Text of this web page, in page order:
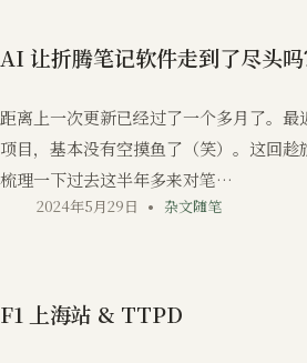
AI 让折腾笔记软件走到了尽头吗
距离上一次更新已经过了一个多月了。最
项目，基本没有空摸鱼了（笑）。这回趁
梳理一下过去这半年多来对笔…
2024年5月29日 杂文随笔
F1 上海站 & TTPD